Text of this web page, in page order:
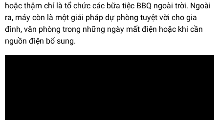
hoặc thậm chí là tổ chức các bữa tiệc BBQ ngoài trời. Ngoài
ra, máy còn là một giải pháp dự phòng tuyệt vời cho gia
đình, văn phòng trong những ngày mất điện hoặc khi cần
nguồn điện bổ sung.